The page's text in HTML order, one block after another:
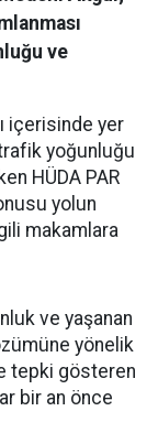
ve
içerisinde yer
yoğunluğu
HÜDA PAR
yolun
makamlara
ve yaşanan
yönelik
tepki gösteren
bir an önce